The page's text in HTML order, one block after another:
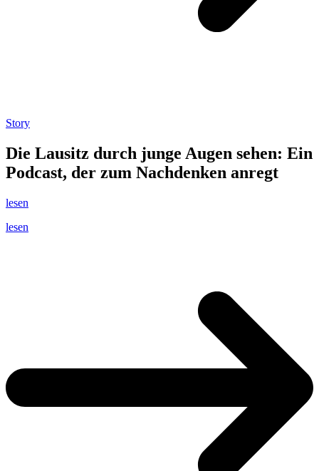
Story
Die Lausitz durch junge Augen sehen: Ein
Podcast, der zum Nachdenken anregt
lesen
lesen